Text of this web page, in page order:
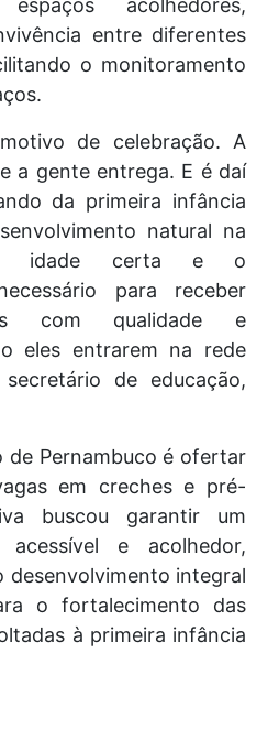
acolhedores,
entre diferentes
o monitoramento
de celebração. A
a gente entrega. E é daí
da primeira infância
natural na
idade certa e o
para receber
com qualidade e
eles entrarem na rede
de educação,
de Pernambuco é ofertar
em creches e pré-
buscou garantir um
acessível e acolhedor,
desenvolvimento integral
o fortalecimento das
à primeira infância